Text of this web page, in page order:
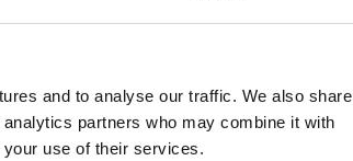
and to analyse our traffic. We also share
partners who may combine it with
your use of their services.